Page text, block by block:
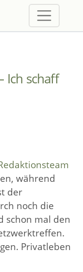
Ich schaff
während
der
noch die
schon mal den
Privatleben